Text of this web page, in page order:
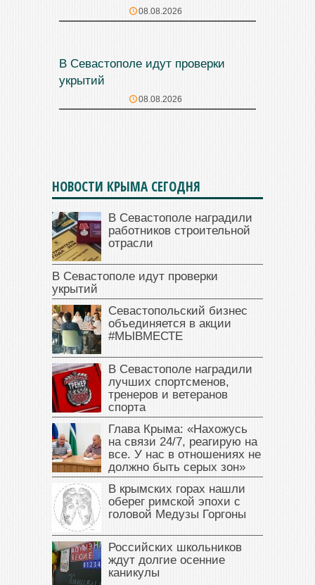
08.08.2026
В Севастополе идут проверки
укрытий
08.08.2026
НОВОСТИ КРЫМА СЕГОДНЯ
В Севастополе наградили
работников строительной
отрасли
В Севастополе идут проверки
укрытий
Севастопольский бизнес
объединяется в акции
#МЫВМЕСТЕ
В Севастополе наградили
лучших спортсменов,
тренеров и ветеранов
спорта
Глава Крыма: «Нахожусь
на связи 24/7, реагирую на
все. У нас в отношениях не
должно быть серых зон»
В крымских горах нашли
оберег римской эпохи с
головой Медузы Горгоны
Российских школьников
ждут долгие осенние
каникулы